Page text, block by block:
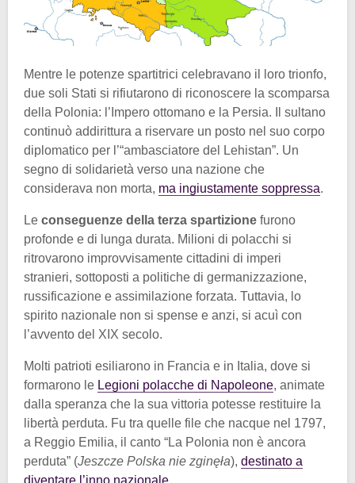
Mentre le potenze spartitrici celebravano il loro trionfo,
due soli Stati si rifiutarono di riconoscere la scomparsa
della Polonia: l’Impero ottomano e la Persia. Il sultano
continuò addirittura a riservare un posto nel suo corpo
diplomatico per l’“ambasciatore del Lehistan”. Un
segno di solidarietà verso una nazione che
considerava non morta, ma ingiustamente soppressa.
Le conseguenze della terza spartizione furono
profonde e di lunga durata. Milioni di polacchi si
ritrovarono improvvisamente cittadini di imperi
stranieri, sottoposti a politiche di germanizzazione,
russificazione e assimilazione forzata. Tuttavia, lo
spirito nazionale non si spense e anzi, si acuì con
l’avvento del XIX secolo.
Molti patrioti esiliarono in Francia e in Italia, dove si
formarono le Legioni polacche di Napoleone, animate
dalla speranza che la sua vittoria potesse restituire la
libertà perduta. Fu tra quelle file che nacque nel 1797,
a Reggio Emilia, il canto “La Polonia non è ancora
perduta” (Jeszcze Polska nie zginęła), destinato a